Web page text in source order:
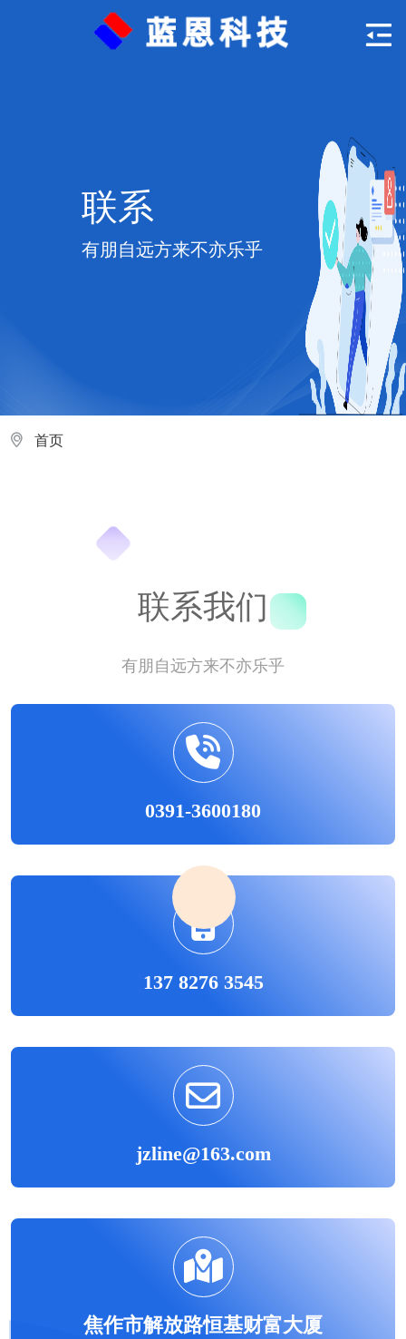
联系
有朋自远方来不亦乐乎
首页
联系我们
有朋自远方来不亦乐乎
0391-3600180
137 8276 3545
jzline@163.com
焦作市解放路恒基财富大厦